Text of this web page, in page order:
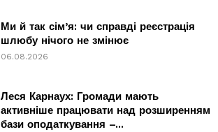
Ми й так сім’я: чи справді реєстрація
шлюбу нічого не змінює
06.08.2026
Леся Карнаух: Громади мають
активніше працювати над розширенням
бази оподаткування –...